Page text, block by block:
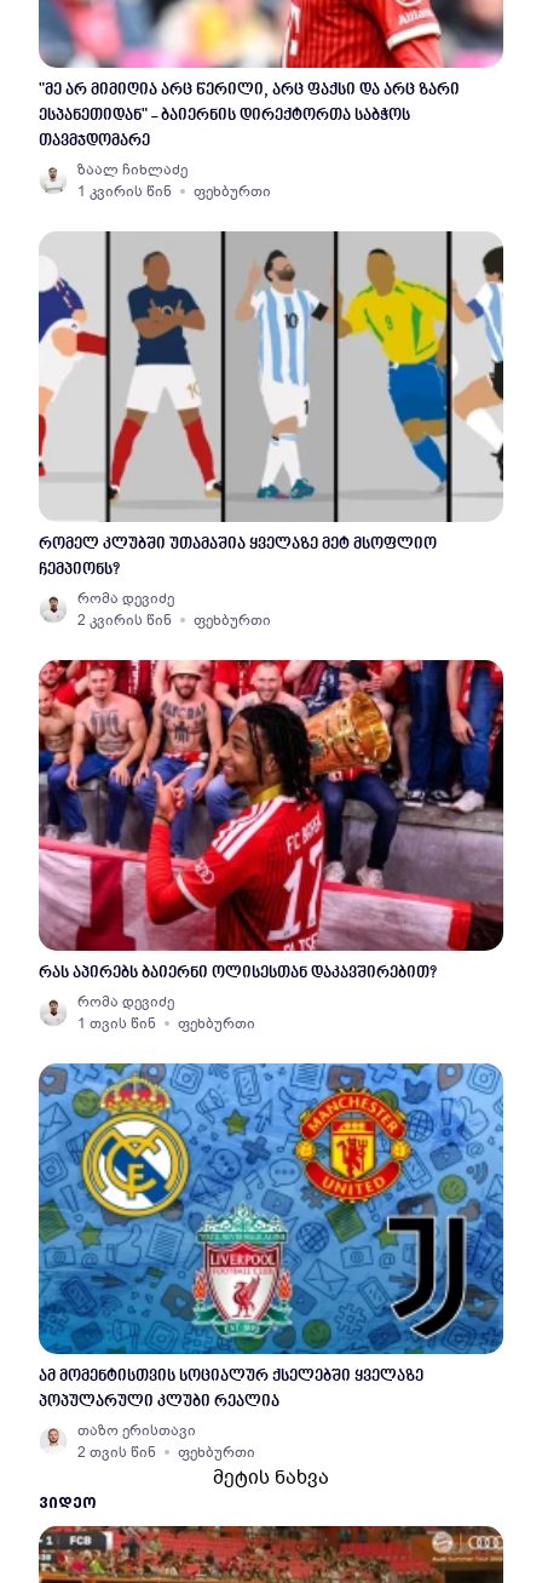
"მე არ მიმიღია არც წერილი, არც ფაქსი და არც ზარი
ესპანეთიდან" - ბაიერნის დირექტორთა საბჭოს
თავმჯდომარე
ზაალ ჩიხლაძე
1 კვირის წინ
ფეხბურთი
რომელ კლუბში უთამაშია ყველაზე მეტ მსოფლიო
ჩემპიონს?
რომა დევიძე
2 კვირის წინ
ფეხბურთი
რას აპირებს ბაიერნი ოლისესთან დაკავშირებით?
რომა დევიძე
1 თვის წინ
ფეხბურთი
ამ მომენტისთვის სოციალურ ქსელებში ყველაზე
პოპულარული კლუბი რეალია
თაზო ერისთავი
2 თვის წინ
ფეხბურთი
მეტის ნახვა
ᲕᲘᲓᲔᲝ